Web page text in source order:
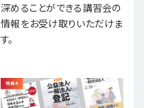
深めることができる講習会の
情報をお受け取りいただけま
す。